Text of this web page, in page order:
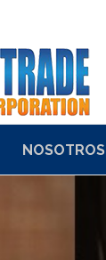
NOSOTROS